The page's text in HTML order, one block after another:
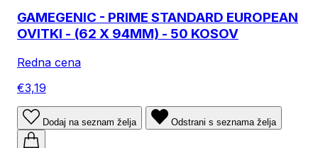
GAMEGENIC - PRIME STANDARD EUROPEAN
OVITKI - (62 X 94MM) - 50 KOSOV
Redna cena
€3,19
Dodaj na seznam želja Odstrani s seznama želja